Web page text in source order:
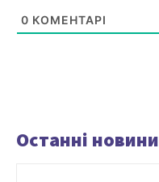
0 КОМЕНТАРІ
Останні новини